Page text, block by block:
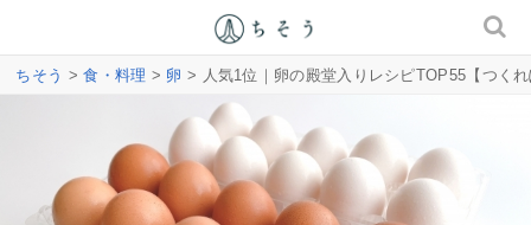
ちそう >食・料理 > 卵 > 人気1位｜卵の殿堂入りレシピTOP55【つく